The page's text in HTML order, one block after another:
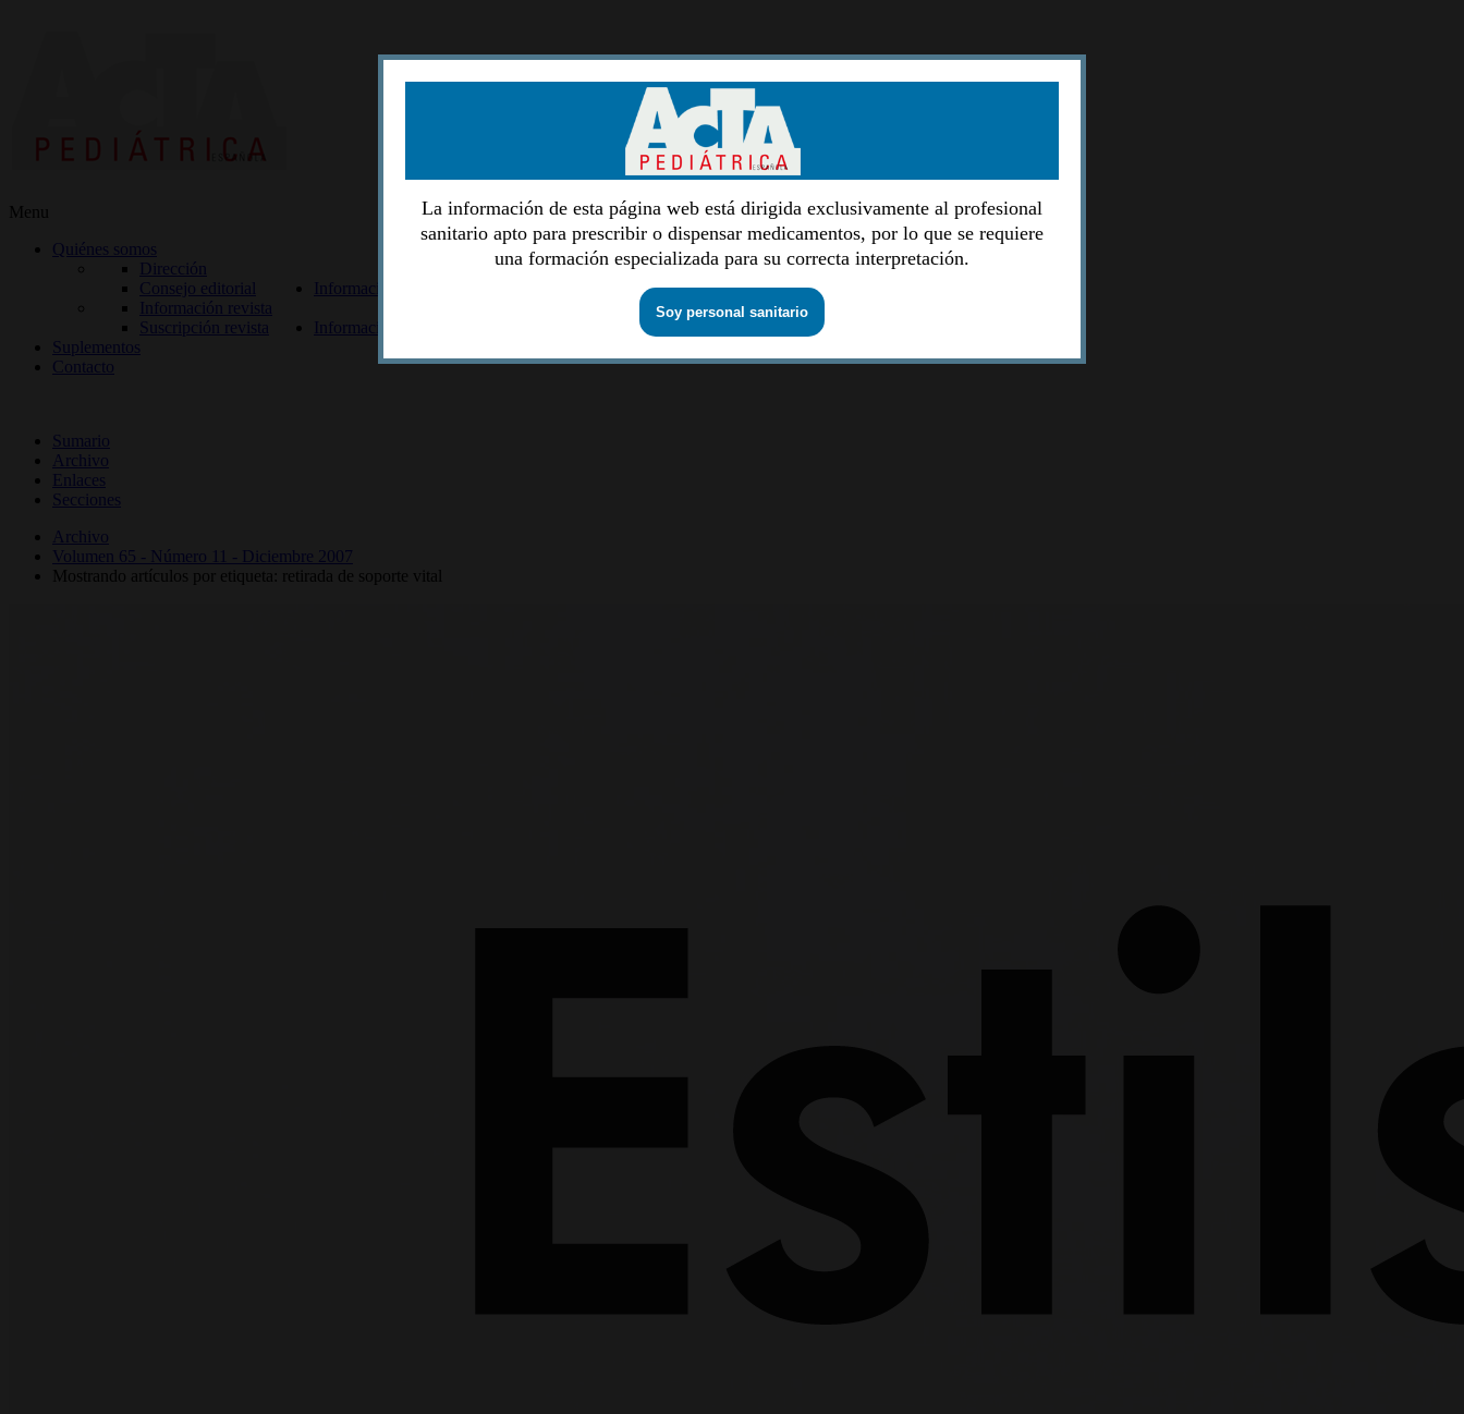
Menu
Quiénes somos
Dirección
Consejo editorial
Información lectores
Información revista
Suscripción revista
Información autores
Suplementos
Contacto
Sumario
Archivo
Enlaces
Secciones
Archivo
Volumen 65 - Número 11 - Diciembre 2007
Mostrando artículos por etiqueta: retirada de soporte vital
La información de esta página web está dirigida exclusivamente al profesional
sanitario apto para prescribir o dispensar medicamentos, por lo que se requiere
una formación especializada para su correcta interpretación.
Soy personal sanitario